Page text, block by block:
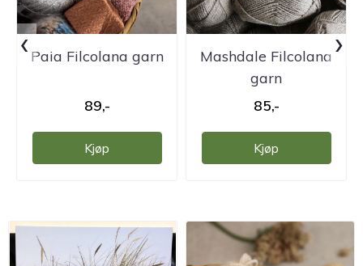
Paia Filcolana garn
89,-
Kjøp
Mashdale Filcolana
garn
85,-
Kjøp
‹ ›